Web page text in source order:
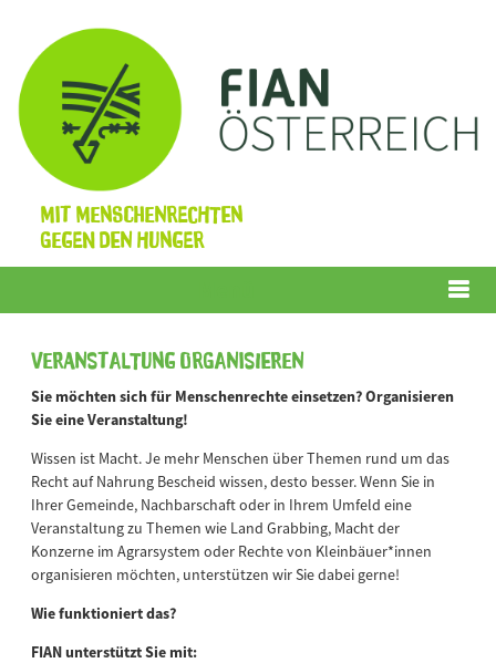
Mit Menschenrechten
gegen den Hunger
Veranstaltung organisieren
Sie möchten sich für Menschenrechte einsetzen? Organisieren
Sie eine Veranstaltung!
Wissen ist Macht. Je mehr Menschen über Themen rund um das
Recht auf Nahrung Bescheid wissen, desto besser. Wenn Sie in
Ihrer Gemeinde, Nachbarschaft oder in Ihrem Umfeld eine
Veranstaltung zu Themen wie Land Grabbing, Macht der
Konzerne im Agrarsystem oder Rechte von Kleinbäuer*innen
organisieren möchten, unterstützen wir Sie dabei gerne!
Wie funktioniert das?
FIAN unterstützt Sie mit: